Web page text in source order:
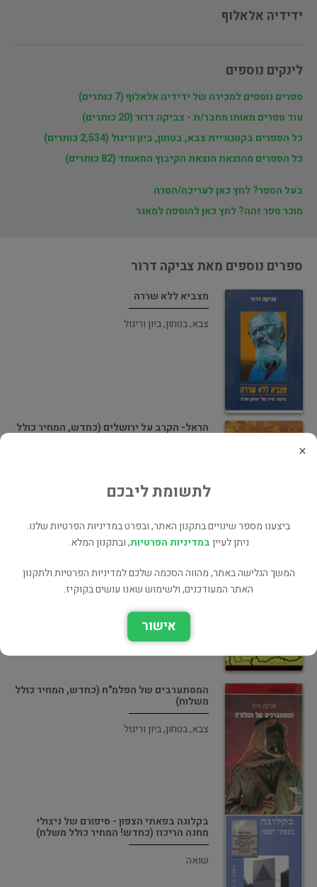
ידידיה אלאלוף
לינקים נוספים
ספרים נוספים למכירה של ידידיה אלאלוף (7 כותרים)
עוד ספרים מאותו מחבר/ת - צביקה דרור (20 כותרים)
כל הספרים בקטגוריית צבא, בטחון, ביון וריגול (2,534 כותרים)
כל הספרים מהוצאת הוצאת הקיבוץ המאוחד (82 כותרים)
בעל הספר? לחץ כאן לעריכה/הסרה
מוכר ספר זהה? לחץ כאן להוספה למאגר
ספרים נוספים מאת צביקה דרור
מצביא ללא שררה
צבא, בטחון, ביון וריגול
הראל- הקרב על ירושלים (כחדש, המחיר כולל
כולל משלוח)
המסתערבים של הפלמ"ח (כחדש, המחיר כולל
משלוח)
צבא, בטחון, ביון וריגול
בקלוגה בפאתי הצפון - סיפורם של ניצולי
מחנה הריכוז (כחדש! המחיר כולל משלח)
שואה
×
לתשומת ליבכם
ביצענו מספר שינויים בתקנון האתר, ובפרט במדיניות הפרטיות שלנו.
ניתן לעייןבמדיניות הפרטיות, ובתקנון המלא.
המשך הגלישה באתר, מהווה הסכמה שלכם למדיניות הפרטיות ולתקנון
האתר המעודכנים, ולשימוש שאנו עושים בקוקיז.
אישור